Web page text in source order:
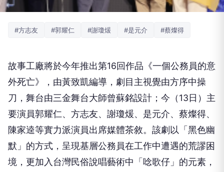
#方志友 #郭耀仁 #謝瓊煖 #是元介 #蔡燦得
故事工廠將於今年推出第16回作品《一個公務員的意
外死亡》，由黃致凱編導，劇目主視覺由方序中操
刀，舞台由三金舞台大師曾蘇銘設計；今（13日）主
要演員郭耀仁、方志友、謝瓊煖、是元介、蔡燦得、
陳家逵等實力派演員出席媒體茶敘。該劇以「黑色幽
默」的方式，呈現基層公務員在工作中遭遇的荒謬困
境，更加入台灣民俗說唱藝術中「唸歌仔」的元素，